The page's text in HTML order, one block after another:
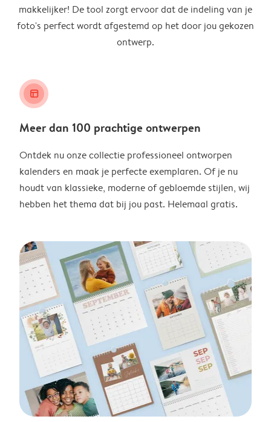
makkelijker! De tool zorgt ervoor dat de indeling van je
foto's perfect wordt afgestemd op het door jou gekozen
ontwerp.
layout_alt
Meer dan 100 prachtige ontwerpen
Ontdek nu onze collectie professioneel ontworpen
kalenders en maak je perfecte exemplaren. Of je nu
houdt van klassieke, moderne of gebloemde stijlen, wij
hebben het thema dat bij jou past. Helemaal gratis.